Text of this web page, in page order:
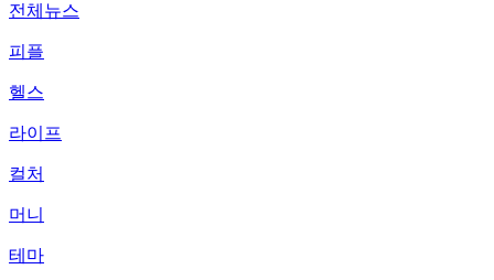
전체뉴스
피플
헬스
라이프
컬처
머니
테마